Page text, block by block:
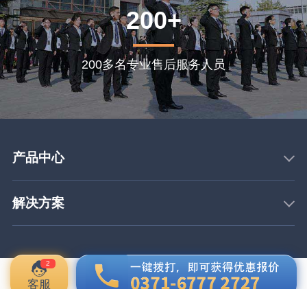
200+
200多名专业售后服务人员
产品中心
解决方案
客服
2